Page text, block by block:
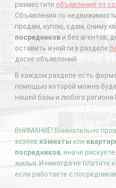
разместите объявление от
Объявления по
продам, куплю, сдам, сниму
посредников и без агентов,
оставить и найти в разделе
доске объявлений.
В каждом разделе есть
помощью которой можно
нашей базы и любого региона
ВНИМАНИЕ! Внимательно
хозяев комнаты или
посредников, иначе
жилья. И никогда не платите
если работаете с